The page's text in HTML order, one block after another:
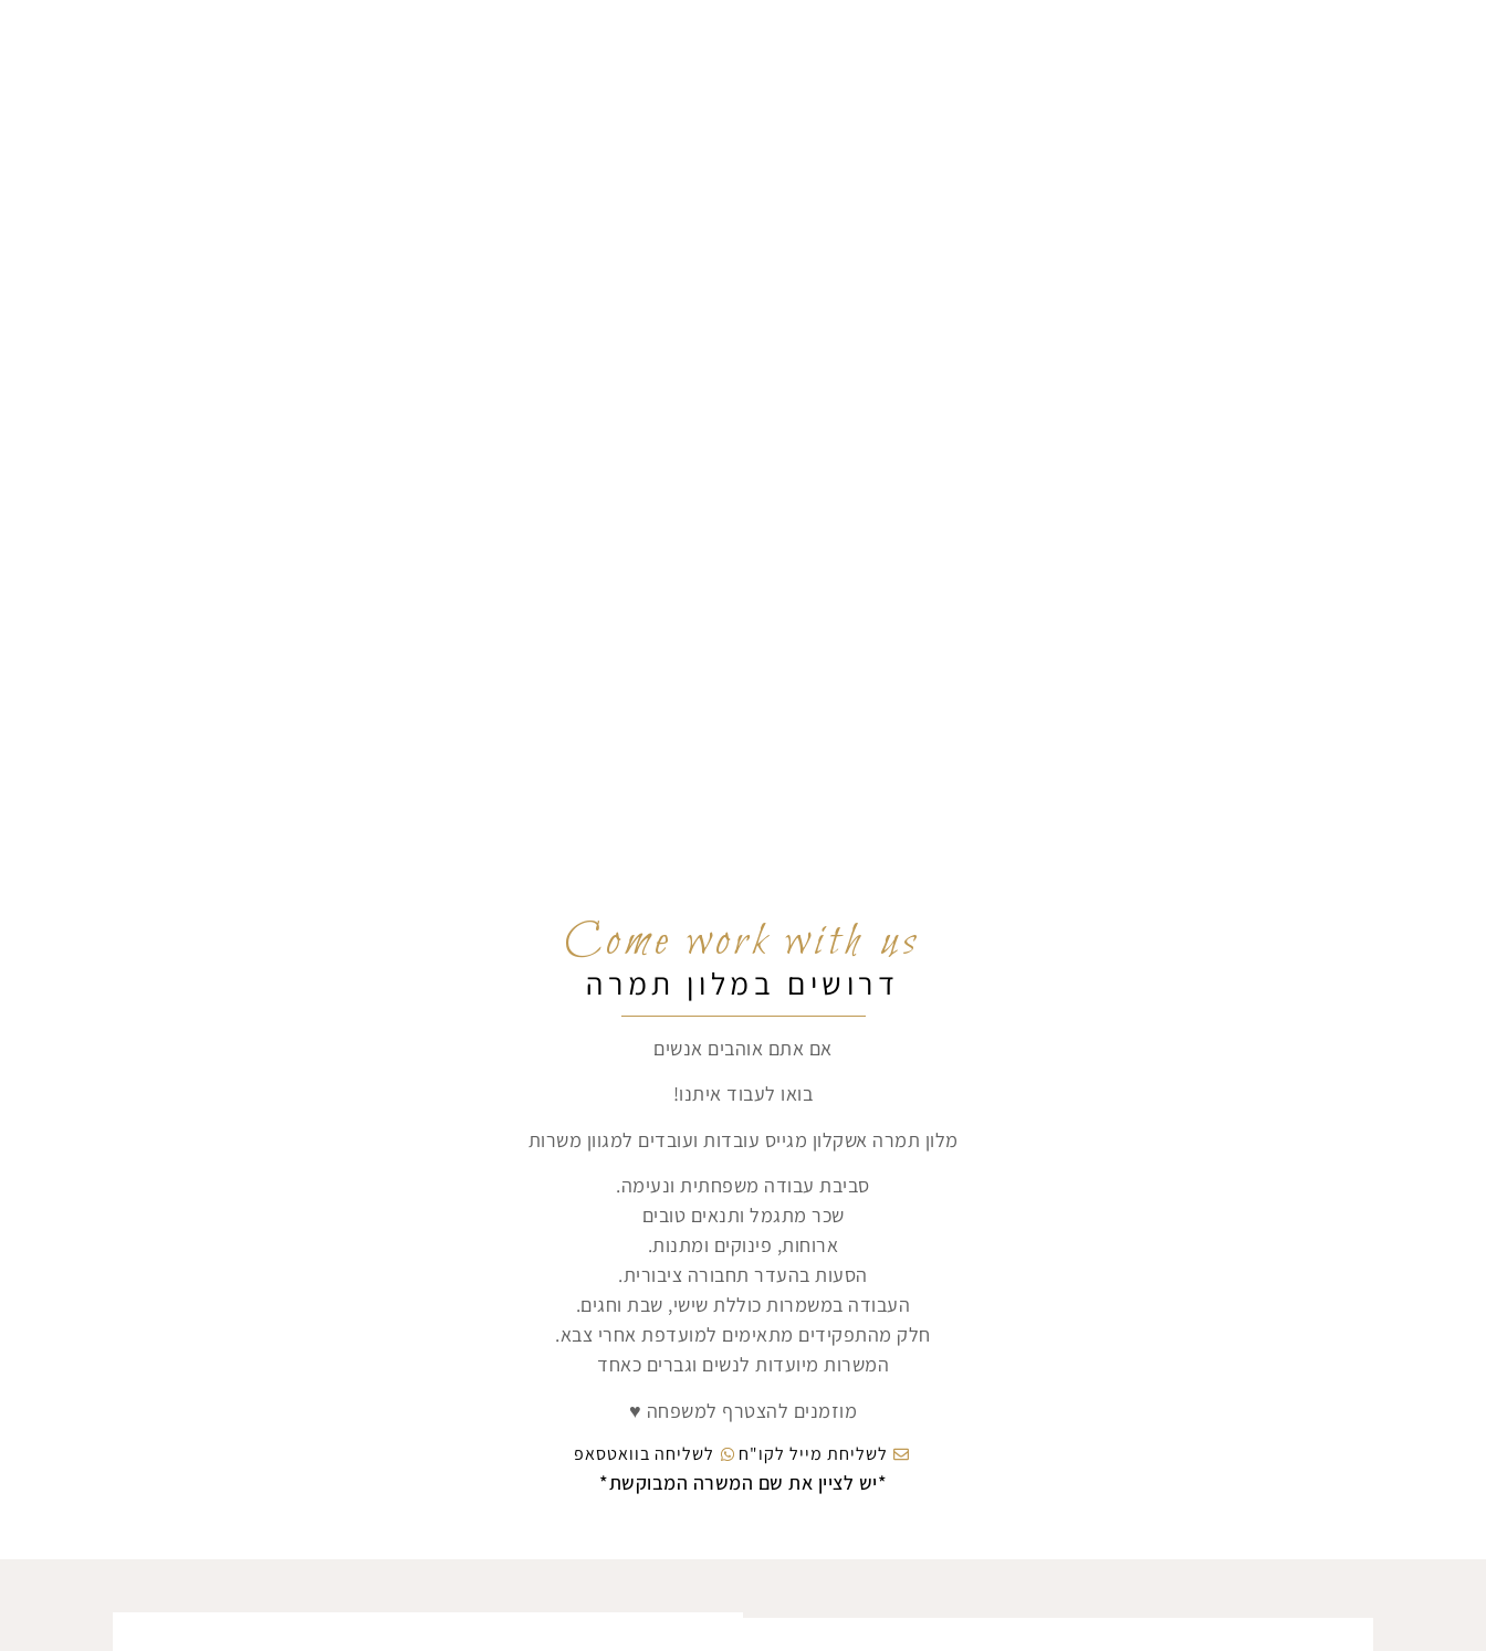
Come work with us
דרושים במלון תמרה
אם אתם אוהבים אנשים
בואו לעבוד איתנו!
מלון תמרה אשקלון מגייס עובדות ועובדים למגוון משרות
סביבת עבודה משפחתית ונעימה.
שכר מתגמל ותנאים טובים
ארוחות, פינוקים ומתנות.
הסעות בהעדר תחבורה ציבורית.
העבודה במשמרות כוללת שישי, שבת וחגים.
חלק מהתפקידים מתאימים למועדפת אחרי צבא.
המשרות מיועדות לנשים וגברים כאחד
מוזמנים להצטרף למשפחה ♥
לשליחת מייל לקו"ח לשליחה בוואטסאפ
*יש לציין את שם המשרה המבוקשת*